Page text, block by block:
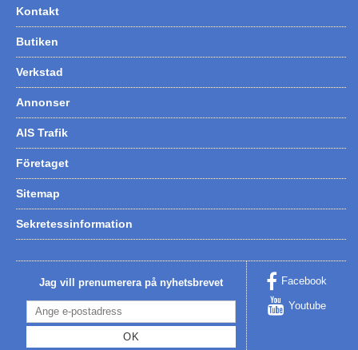
Kontakt
Butiken
Verkstad
Annonser
AIS Trafik
Företaget
Sitemap
Sekretessinformation
Jag vill prenumerera på nyhetsbrevet
OK
Facebook
Youtube